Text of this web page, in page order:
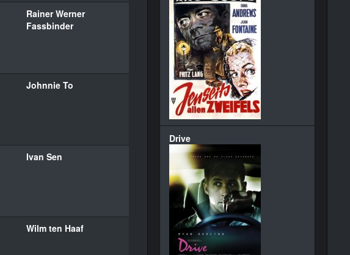
Rainer Werner
Fassbinder
Johnnie To
Ivan Sen
Wilm ten Haaf
Drive